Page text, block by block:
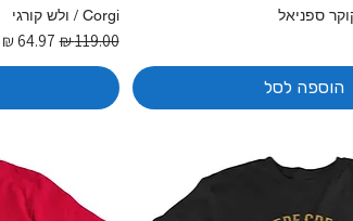
הוספה לסל
Corgi / ולש קורגי
מחיר רגיל‏119.00 ‏₪ מחיר